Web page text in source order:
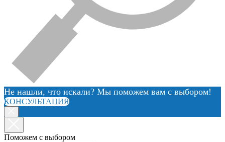
Не нашли, что искали? Мы поможем вам с выбором!
КОНСУЛЬТАЦИЯ
Поможем с выбором